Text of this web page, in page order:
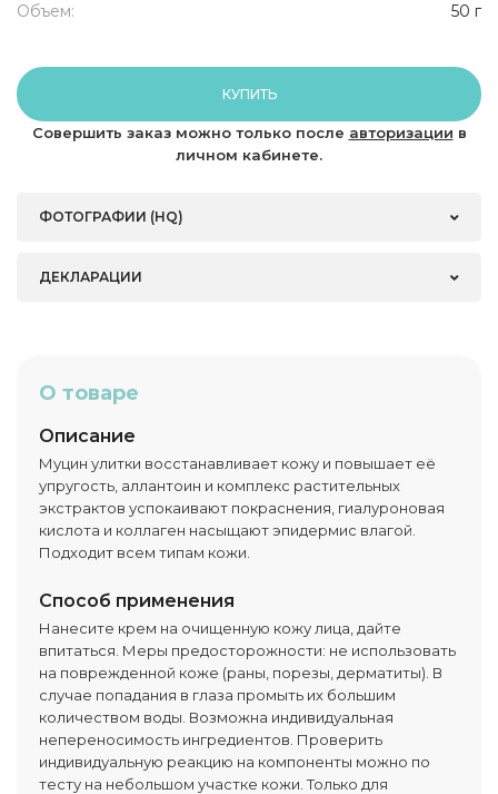
Объем: 50 г
КУПИТЬ
Совершить заказ можно только после авторизации в
личном кабинете.
ФОТОГРАФИИ (HQ)
ДЕКЛАРАЦИИ
О товаре
Описание
Муцин улитки восстанавливает кожу и повышает её
упругость, аллантоин и комплекс растительных
экстрактов успокаивают покраснения, гиалуроновая
кислота и коллаген насыщают эпидермис влагой.
Подходит всем типам кожи.
Способ применения
Нанесите крем на очищенную кожу лица, дайте
впитаться. Меры предосторожности: не использовать
на поврежденной коже (раны, порезы, дерматиты). В
случае попадания в глаза промыть их большим
количеством воды. Возможна индивидуальная
непереносимость ингредиентов. Проверить
индивидуальную реакцию на компоненты можно по
тесту на небольшом участке кожи. Только для